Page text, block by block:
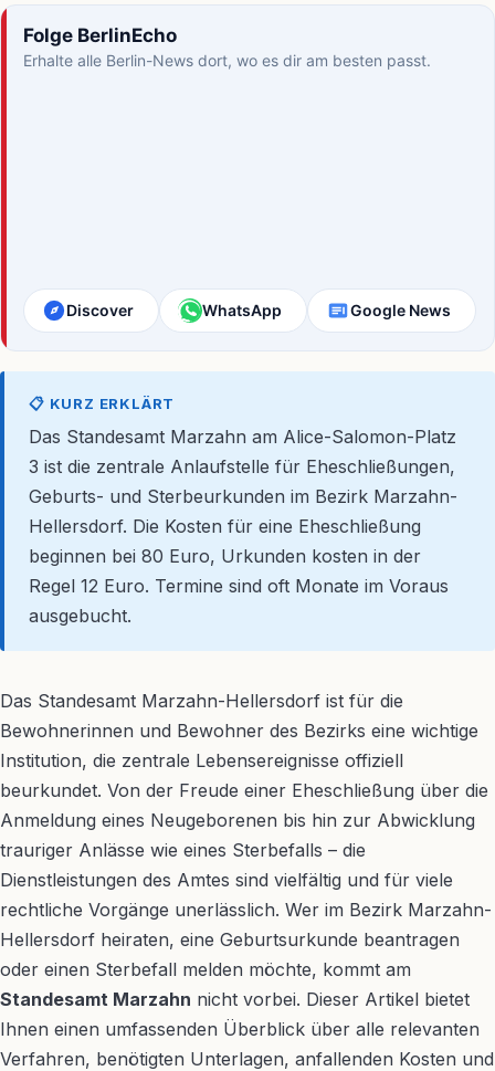
Folge BerlinEcho
Erhalte alle Berlin-News dort, wo es dir am besten passt.
Discover WhatsApp Google News
📋 KURZ ERKLÄRT
Das Standesamt Marzahn am Alice-Salomon-Platz
3 ist die zentrale Anlaufstelle für Eheschließungen,
Geburts- und Sterbeurkunden im Bezirk Marzahn-
Hellersdorf. Die Kosten für eine Eheschließung
beginnen bei 80 Euro, Urkunden kosten in der
Regel 12 Euro. Termine sind oft Monate im Voraus
ausgebucht.
Das Standesamt Marzahn-Hellersdorf ist für die
Bewohnerinnen und Bewohner des Bezirks eine wichtige
Institution, die zentrale Lebensereignisse offiziell
beurkundet. Von der Freude einer Eheschließung über die
Anmeldung eines Neugeborenen bis hin zur Abwicklung
trauriger Anlässe wie eines Sterbefalls – die
Dienstleistungen des Amtes sind vielfältig und für viele
rechtliche Vorgänge unerlässlich. Wer im Bezirk Marzahn-
Hellersdorf heiraten, eine Geburtsurkunde beantragen
oder einen Sterbefall melden möchte, kommt am
Standesamt Marzahn nicht vorbei. Dieser Artikel bietet
Ihnen einen umfassenden Überblick über alle relevanten
Verfahren, benötigten Unterlagen, anfallenden Kosten und